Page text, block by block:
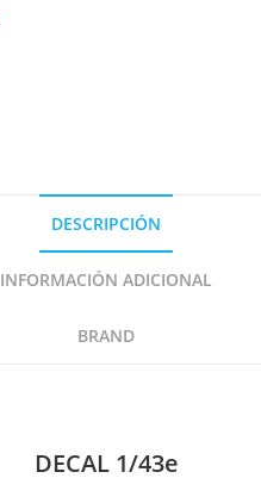
DESCRIPCIÓN
INFORMACIÓN ADICIONAL
BRAND
DECAL 1/43e